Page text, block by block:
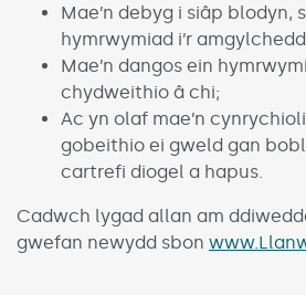
Mae’n debyg i siâp blodyn,
hymrwymiad i’r
Mae’n dangos ein
chydweithio â chi;
Ac yn olaf mae’n
gobeithio ei gweld gan bobl
cartrefi diogel a hapus.
Cadwch lygad allan am
gwefan newydd sbon